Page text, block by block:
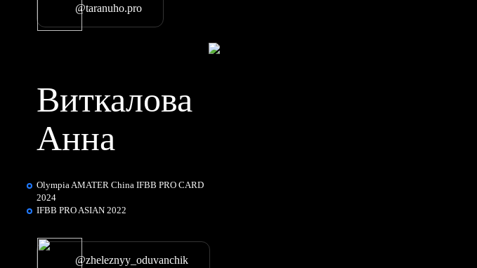
@taranuho.pro
Виткалова
Анна
Olympia AMATER China IFBB PRO CARD
2024
IFBB PRO ASIAN 2022
@zheleznyy_oduvanchik